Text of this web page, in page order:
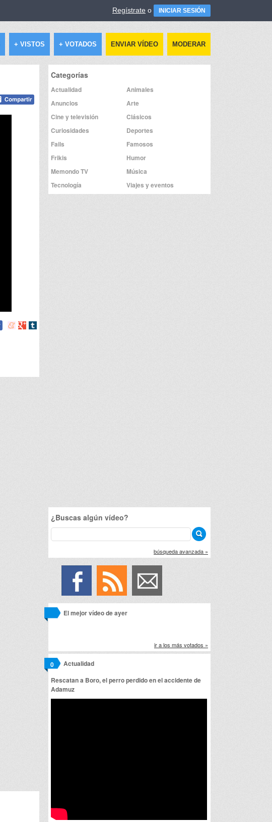
Regístrate o INICIAR SESIÓN
+ VISTOS + VOTADOS ENVIAR VÍDEO MODERAR
Compartir
Compartir
Compartir
Categorías
Actualidad
Animales
Anuncios
Arte
Cine y televisión
Clásicos
Curiosidades
Deportes
Fails
Famosos
Frikis
Humor
Memondo TV
Música
Tecnología
Viajes y eventos
¿Buscas algún vídeo?
búsqueda avanzada »
El mejor vídeo de ayer
ir a los más votados »
Actualidad
0
Rescatan a Boro, el perro perdido en el accidente de
Adamuz